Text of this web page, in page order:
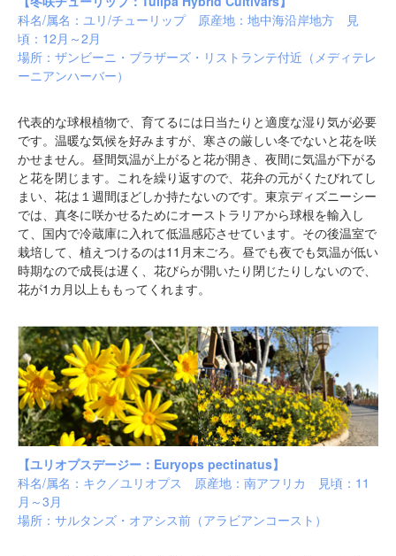
科名/属名：ユリ/チューリップ 原産地：地中海沿岸地方 見
頃：12月～2月
場所： ザンビーニ・ブラザーズ・リストランテ付近（ メディテレ
ーニアンハーバー）
代表的な球根植物で、育てるには日当たりと適度な湿り気が必要
です。温暖な気候を好みますが、寒さの厳しい冬でないと花を咲
かせません。昼間気温が上がると花が開き、夜間に気温が下がる
と花を閉じます。これを繰り返すので、花弁の元がくたびれてし
まい、花は１週間ほどしか持たないのです。東京ディズニーシー
では、真冬に咲かせるためにオーストラリアから球根を輸入し
て、国内で冷蔵庫に入れて低温感応させています。その後温室で
栽培して、植えつけるのは11月末ごろ。昼でも夜でも気温が低い
時期なので成長は遅く、花びらが開いたり閉じたりしないので、
花が1カ月以上ももってくれます。
【ユリオプスデージー：Euryops pectinatus】
科名/属名：キク／ユリオプス 原産地：南アフリカ 見頃：11
月～3月
場所： サルタンズ・オアシス前（アラビアンコースト）